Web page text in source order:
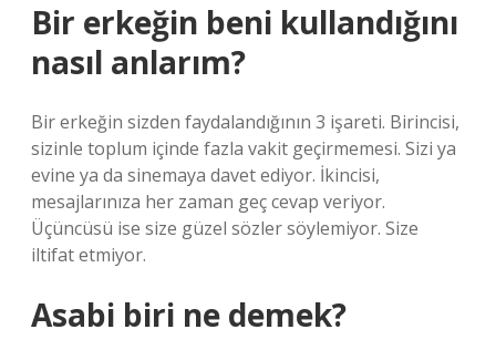
Bir erkeğin beni kullandığını
nasıl anlarım?
Bir erkeğin sizden faydalandığının 3 işareti. Birincisi,
sizinle toplum içinde fazla vakit geçirmemesi. Sizi ya
evine ya da sinemaya davet ediyor. İkincisi,
mesajlarınıza her zaman geç cevap veriyor.
Üçüncüsü ise size güzel sözler söylemiyor. Size
iltifat etmiyor.
Asabi biri ne demek?